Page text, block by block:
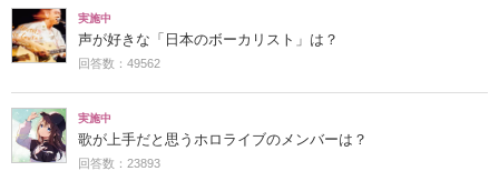
実施中
声が好きな「日本のボーカリスト」は？
回答数：49562
実施中
歌が上手だと思うホロライブのメンバーは？
回答数：23893